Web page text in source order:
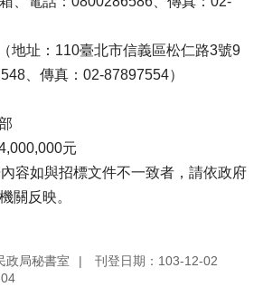
地址：110臺北市信義區松仁路3號9
、傳真：02-87897554）
元
容如與招標文件不一致者，請依政府
關反映。
政局秘書室
刊登日期：103-12-02